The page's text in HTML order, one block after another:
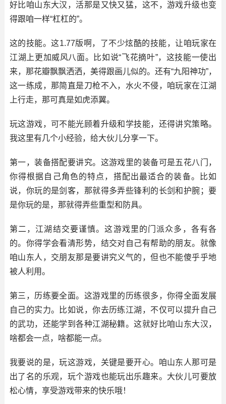
好比咱山东大汉，活那是又快又猛，这不，游戏升级也变
得跟咱一样“杠杠的”。
这的技能。这1.77版啊，了不少炫酷的技能，让咱玩家在
江湖上更加威风八面。比如说“飞花摘叶”，这技能一使出
来，那花瓣飘飘洒洒，美得跟画儿似的。还有“九阳神功”，
这一练成，那简直是刀枪不入，水火不侵，咱玩家在江湖
上行走，那可真是如虎添翼。
玩这游戏，可不能光顾着升级和学技能，还得讲究策略。
我这里有几个小经验，给大伙儿分享一下。
第一，装备搭配要讲究。这游戏里的装备可是五花八门，
你得根据自己角色的特点，搭配出最适合的装备。比如
说，你玩的是剑客，那就得多弄些锋利的长剑和护腕；要
是你玩的是，那就得弄些重型和防具。
第二，江湖结交要谨慎。这游戏里的门派众多，各有各
的。你得学会看清形势，结交对自己有帮助的朋友。就像
咱山东人，交朋友那是要讲究义气的，但也不能傻乎乎地
被人利用。
第三，历练要全面。这游戏里的历练很多，你得全面发展
自己的实力。比如说，你去历练江湖，不仅可以提升自己
的武功，还能学到各种江湖秘籍。这就好比咱山东大汉，
啥都会一点，啥都能一点。
我要说的是，玩这游戏，关键是要开心。咱山东人那可是
出了名的乐观，玩个游戏也能玩出乐趣来。大伙儿可要放
松心情，享受游戏带来的快乐哦！